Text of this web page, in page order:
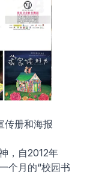
传册和海报
，自2012年
个月的“校园书